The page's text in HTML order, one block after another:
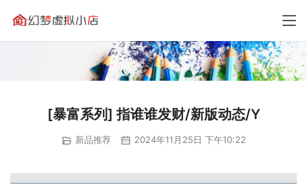
[暴富系列] 指谁谁发财/新版动态/Y
新品推荐 2024年11月25日 下午10:22